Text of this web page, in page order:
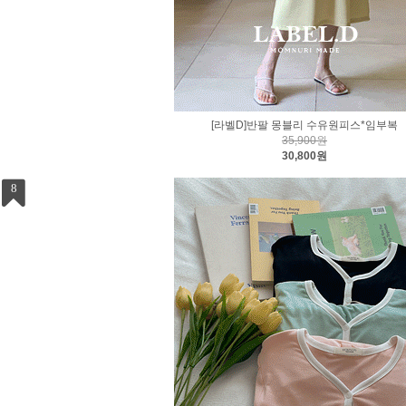
[라벨D]반팔 몽블리 수유원피스*임부복
35,900원
30,800원
8